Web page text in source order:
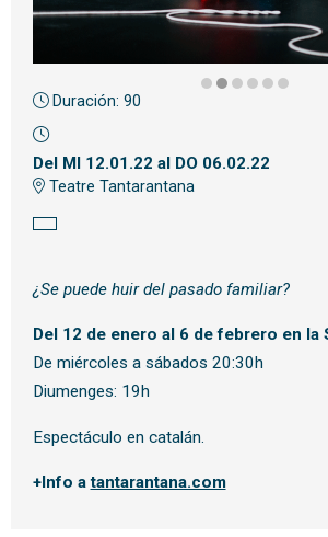
Diapositiva 2 de 6
Duración: 90
Del MI 12.01.22 al DO 06.02.22
Teatre Tantarantana
¿Se puede huir del pasado familiar?
Del 12 de enero al 6 de febrero en la
De miércoles a sábados 20:30h
Diumenges: 19h
Espectáculo en catalán.
+Info atantarantana.com